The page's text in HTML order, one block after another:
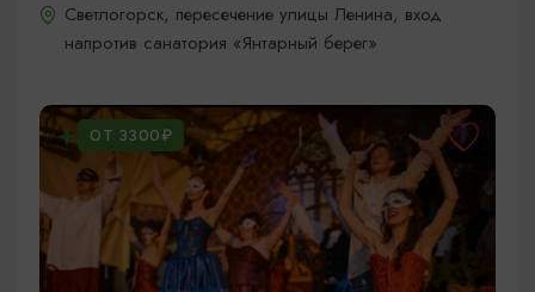
Светлогорск, пересечение улицы Ленина, вход
напротив санатория «Янтарный берег»
ОТ 3300₽